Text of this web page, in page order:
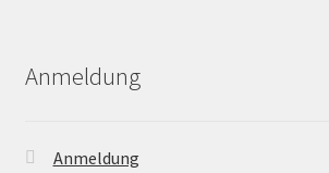
Anmeldung
Anmeldung